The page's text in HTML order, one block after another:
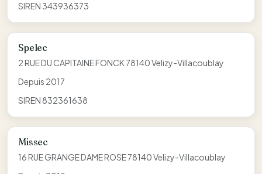
SIREN 343936373
Spelec
2 RUE DU CAPITAINE FONCK 78140 Velizy-Villacoublay
Depuis 2017
SIREN 832361638
Missec
16 RUE GRANGE DAME ROSE 78140 Velizy-Villacoublay